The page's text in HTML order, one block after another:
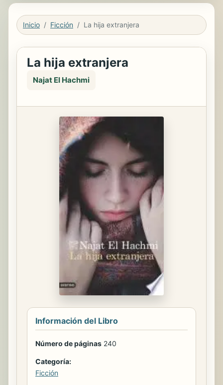
Inicio Ficción La hija extranjera
La hija extranjera
Najat El Hachmi
Información del Libro
Número de páginas 240
Categoría:
Ficción